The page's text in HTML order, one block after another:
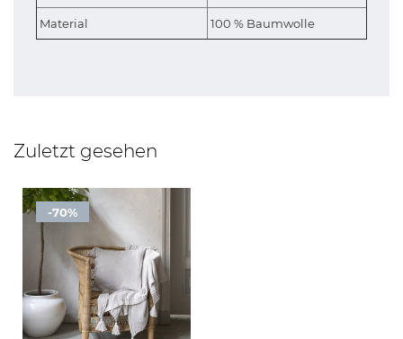
Material 100 % Baumwolle
Zuletzt gesehen
-70%